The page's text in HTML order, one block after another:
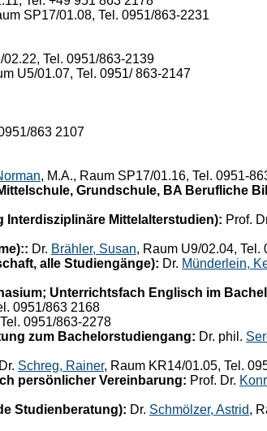
SP17/01.08, Tel. 0951/863-2231
02.22, Tel. 0951/863-2139
U5/01.07, Tel. 0951/ 863-2147
863 2107
, M.A., Raum SP17/01.16, Tel. 0951-
Grundschule, BA Berufliche
Mittelalterstudien): Prof.
Dr. Brähler, Susan, Raum U9/02.04, Tel.
alle Studiengänge): Dr. Münderlein,
Unterrichtsfach Englisch im
0951/863 2168
0951/863-2278
zum Bachelorstudiengang: Dr. phil.
Schreg, Rainer, Raum KR14/01.05, Tel.
persönlicher Vereinbarung: Prof. Dr.
Studienberatung): Dr. Schmölzer, Astrid,